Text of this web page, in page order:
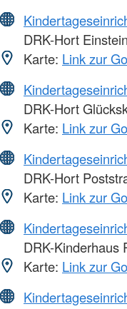
DRK-Hort Einstein
Karte: Link zur
DRK-Hort
Karte: Link zur
DRK-Hort
Karte: Link zur
DRK-Kinderhaus
Karte: Link zur